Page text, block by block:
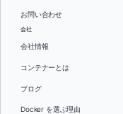
お問い合わせ
会社
会社情報
コンテナーとは
ブログ
Docker を選ぶ理由